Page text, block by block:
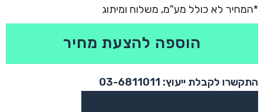
הוספה להצעת מחיר
התקשרו לקבלת ייעוץ: 03-6811011